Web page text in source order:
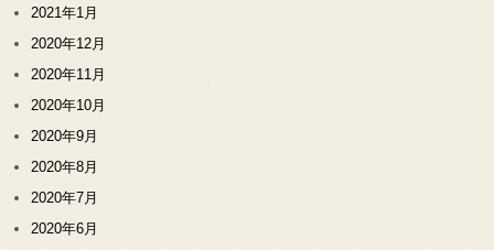
2021年1月
2020年12月
2020年11月
2020年10月
2020年9月
2020年8月
2020年7月
2020年6月